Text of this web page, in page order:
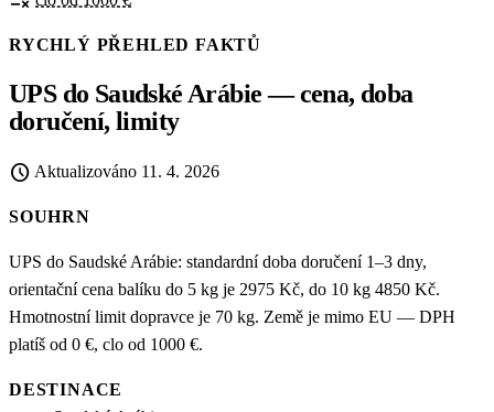
RYCHLÝ PŘEHLED FAKTŮ
UPS do Saudské Arábie — cena, doba
doručení, limity
schedule Aktualizováno 11. 4. 2026
SOUHRN
UPS do Saudské Arábie: standardní doba doručení 1–3 dny,
orientační cena balíku do 5 kg je 2975 Kč, do 10 kg 4850 Kč.
Hmotnostní limit dopravce je 70 kg. Země je mimo EU — DPH
platíš od 0 €, clo od 1000 €.
DESTINACE